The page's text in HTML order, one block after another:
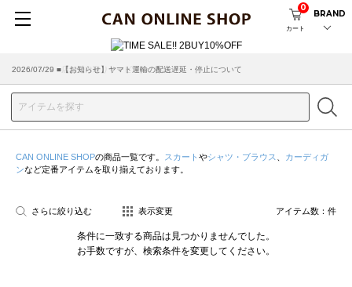
カート
0
BRAND
2026/07/29 ■【お知らせ】ヤマト運輸の配送遅延・停止について
2026/03/18 ■店舗受け取りサービスのご案内
CAN ONLINE SHOPの商品一覧です。 スカート やシャツ・ブラウス
カーディガ
ンなど定番アイテムを取り揃えております。
さらに絞り込む 表示変更 アイテム数： 件
条件に一致する商品は見つかりませんでした。
お手数ですが、検索条件を変更してください。